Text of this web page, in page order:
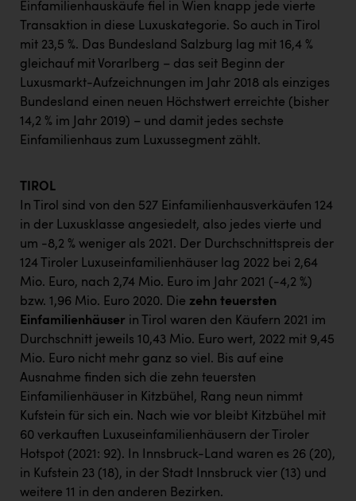
Einfamilienhauskäufe fiel in Wien knapp jede vierte
Transaktion in diese Luxuskategorie. So auch in Tirol
mit 23,5 %. Das Bundesland Salzburg lag mit 16,4 %
gleichauf mit Vorarlberg – das seit Beginn der
Luxusmarkt-Aufzeichnungen im Jahr 2018 als einziges
Bundesland einen neuen Höchstwert erreichte (bisher
14,2 % im Jahr 2019) – und damit jedes sechste
Einfamilienhaus zum Luxussegment zählt.
TIROL
In Tirol sind von den 527 Einfamilienhausverkäufen 124
in der Luxusklasse angesiedelt, also jedes vierte und
um -8,2 % weniger als 2021. Der Durchschnittspreis der
124 Tiroler Luxuseinfamilienhäuser lag 2022 bei 2,64
Mio. Euro, nach 2,74 Mio. Euro im Jahr 2021 (-4,2 %)
bzw. 1,96 Mio. Euro 2020. Die zehn teuersten
Einfamilienhäuser in Tirol waren den Käufern 2021 im
Durchschnitt jeweils 10,43 Mio. Euro wert, 2022 mit 9,45
Mio. Euro nicht mehr ganz so viel. Bis auf eine
Ausnahme finden sich die zehn teuersten
Einfamilienhäuser in Kitzbühel, Rang neun nimmt
Kufstein für sich ein. Nach wie vor bleibt Kitzbühel mit
60 verkauften Luxuseinfamilienhäusern der Tiroler
Hotspot (2021: 92). In Innsbruck-Land waren es 26 (20),
in Kufstein 23 (18), in der Stadt Innsbruck vier (13) und
weitere 11 in den anderen Bezirken.